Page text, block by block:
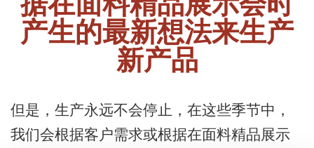
据在面料精品展示会时
产生的最新想法来生产
新产品
但是，生产永远不会停止，在这些季节中，
我们会根据客户需求或根据在面料精品展示